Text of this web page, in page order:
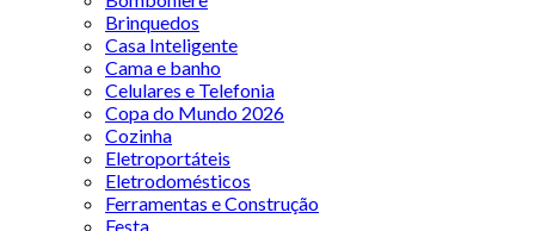
Brinquedos
Casa Inteligente
Cama e banho
Celulares e Telefonia
Copa do Mundo 2026
Cozinha
Eletroportáteis
Eletrodomésticos
Ferramentas e Construção
Festa